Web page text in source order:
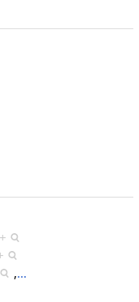
+
,…